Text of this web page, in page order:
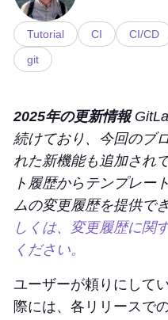
Tutorial CI CI/CD
git
2025年の更新情報
続けており、今回のブ
れた新機能も追加され
ト履歴からテンプレー
ムの変更履歴を提供で
しくは、変更履歴に関
ください。
ユーザーが頼りにして
際には、各リリースで